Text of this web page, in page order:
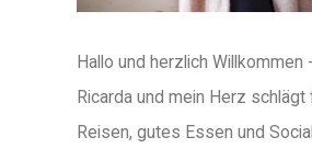
Hallo und herzlich Willkommen
Ricarda und mein Herz schlägt
Reisen, gutes Essen und